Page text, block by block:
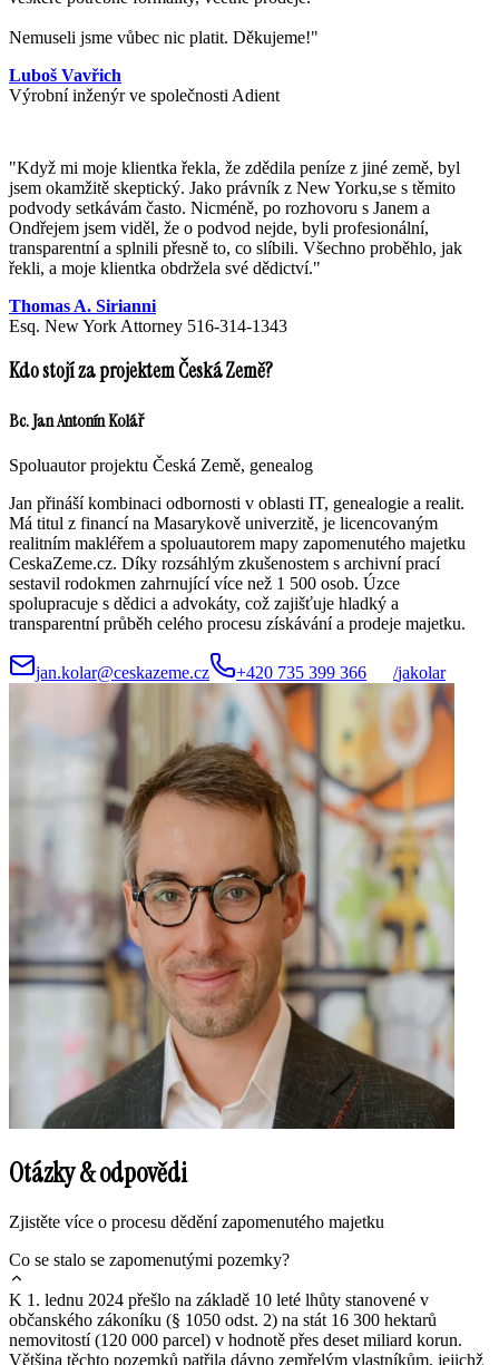
Nemuseli jsme vůbec nic platit. Děkujeme!"
Luboš Vavřich
Výrobní inženýr ve společnosti Adient
"Když mi moje klientka řekla, že zdědila peníze z jiné země, byl
jsem okamžitě skeptický. Jako právník z New Yorku,se s těmito
podvody setkávám často. Nicméně, po rozhovoru s Janem a
Ondřejem jsem viděl, že o podvod nejde, byli profesionální,
transparentní a splnili přesně to, co slíbili. Všechno proběhlo, jak
řekli, a moje klientka obdržela své dědictví."
Thomas A. Sirianni
Esq. New York Attorney 516-314-1343
Kdo stojí za projektem Česká Země?
Bc. Jan Antonín Kolář
Spoluautor projektu Česká Země, genealog
Jan přináší kombinaci odbornosti v oblasti IT, genealogie a realit.
Má titul z financí na Masarykově univerzitě, je licencovaným
realitním makléřem a spoluautorem mapy zapomenutého majetku
CeskaZeme.cz. Díky rozsáhlým zkušenostem s archivní prací
sestavil rodokmen zahrnující více než 1 500 osob. Úzce
spolupracuje s dědici a advokáty, což zajišťuje hladký a
transparentní průběh celého procesu získávání a prodeje majetku.
jan.kolar@ceskazeme.cz +420 735 399 366 /jakolar
Otázky & odpovědi
Zjistěte více o procesu dědění zapomenutého majetku
Co se stalo se zapomenutými pozemky?
K 1. lednu 2024 přešlo na základě 10 leté lhůty stanovené v
občanského zákoníku (§ 1050 odst. 2) na stát 16 300 hektarů
nemovitostí (120 000 parcel) v hodnotě přes deset miliard korun.
Většina těchto pozemků patřila dávno zemřelým vlastníkům, jejichž